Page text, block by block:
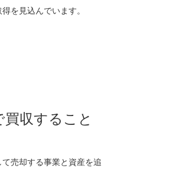
を見込んでいます。
収すること
売却する事業と資産を追